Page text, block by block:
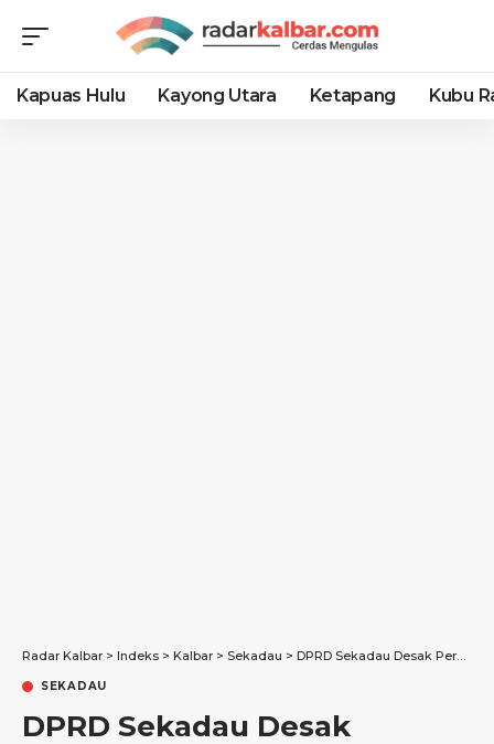
Kapuas Hulu Kayong Utara Ketapang Kubu
Radar Kalbar > Indeks > Kalbar > Sekadau > DPRD Sekadau Desak Perusahaan Sawit Transparan : “Pendapatan Petani Tak Masuk Akal!”
SEKADAU
DPRD Sekadau Desak